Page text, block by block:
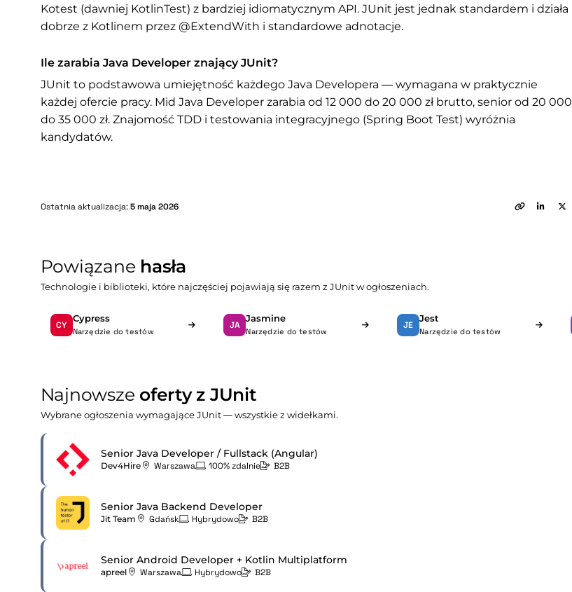
Kotest (dawniej KotlinTest) z bardziej idiomatycznym API. JUnit jest jednak standardem i działa
dobrze z Kotlinem przez @ExtendWith i standardowe adnotacje.
Ile zarabia Java Developer znający JUnit?
JUnit to podstawowa umiejętność każdego Java Developera — wymagana w praktycznie
każdej ofercie pracy. Mid Java Developer zarabia od 12 000 do 20 000 zł brutto, senior od 20 000
do 35 000 zł. Znajomość TDD i testowania integracyjnego (Spring Boot Test) wyróżnia
kandydatów.
Ostatnia aktualizacja:5 maja 2026
Powiązane hasła
Technologie i biblioteki, które najczęściej pojawiają się razem z JUnit w ogłoszeniach.
CY
Cypress
Narzędzie do testów
JA
Jasmine
Narzędzie do testów
JE
Jest
Narzędzie do testów
Najnowsze oferty z JUnit
Wybrane ogłoszenia wymagające JUnit — wszystkie z widełkami.
Senior Java Developer / Fullstack (Angular)
Dev4Hire Warszawa 100% zdalnie B2B
Senior Java Backend Developer
Jit Team Gdańsk Hybrydowo B2B
Senior Android Developer + Kotlin Multiplatform
apreel Warszawa Hybrydowo B2B